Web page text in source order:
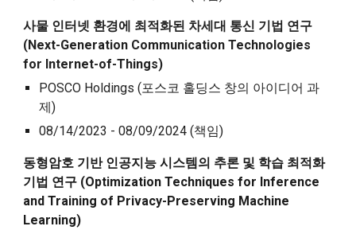
사물 인터넷 환경에 최적화된 차세대 통신 기법 연구
(Next-Generation CommunicationTechnologies
for Internet-of-Things)
POSCO Holdings (포스코 홀딩스 창의 아이디어 과
제)
08/14/2023 - 08/09/2024 (책임)
동형암호 기반 인공지능 시스템의 추론 및 학습 최적화
기법 연구 (OptimizationTechniques for nference
andTraining of Privacy- Preserving M achine
Learning)